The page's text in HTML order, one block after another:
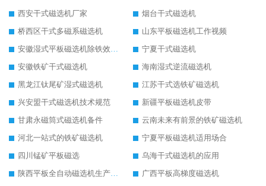
西安干式磁选机厂家
烟台干式磁选机
桥西区干式多磁系磁选机
山东平板磁选机工作视频
安徽湿式平板磁选机除铁效果怎么样
宁夏干式磁选机
安徽铁矿干式磁选机
海南湿式逆流磁选机
黑龙江钛尾矿湿式磁选机
江苏干式选铁矿磁选机
兴安盟干式磁选机技术规范
新疆平板磁选机皮带
甘肃永磁筒式磁选机备件
云南未来有前景的铁矿磁选机
河北一站式的铁矿磁选机
宁夏平板磁选机适用场合
四川锰矿平板磁选
乌海干式磁选机的应用
陕西平板全自动磁选机生产厂家
广西平板高梯度磁选机